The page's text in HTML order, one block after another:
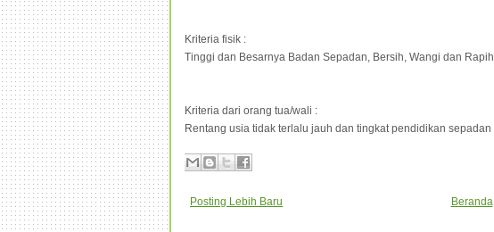
Kriteria fisik :
Tinggi dan Besarnya Badan Sepadan, Bersih, Wangi dan Rapih
Kriteria dari orang tua/wali :
Rentang usia tidak terlalu jauh dan tingkat pendidikan sepadan
Posting Lebih Baru Beranda